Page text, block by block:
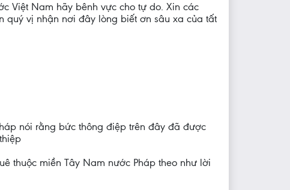
Việt Nam hãy bênh vực cho tự do. Xin các
quý vị nhận nơi đây lòng biết ơn sâu xa của tất
nói rằng bức thông điệp trên đây đã được
thuộc miền Tây Nam nước Pháp theo như lời